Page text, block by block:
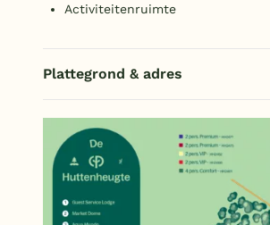
Activiteitenruimte
Plattegrond & adres